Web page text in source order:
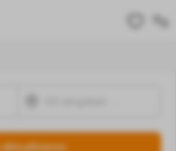
aktualisieren